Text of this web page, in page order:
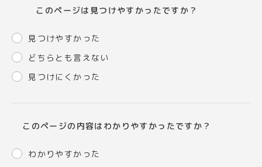
このページは見つけやすかったですか？
見つけやすかった
どちらとも言えない
見つけにくかった
このページの内容はわかりやすかったですか？
わかりやすかった